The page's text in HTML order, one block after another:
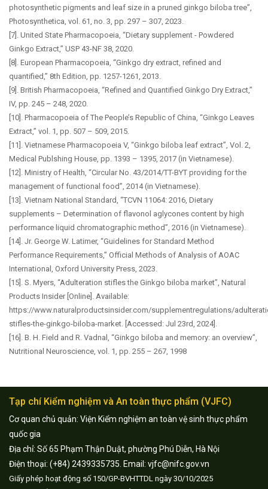
photosynthetic pigments and leaf size in a pruned ginkgo biloba tree”,
Photosynthetica, vol. 61, no. 3, pp. 297 – 307, 2023.
[7]. United State Pharmacopoeia, “Dietary supplement - Powdered
Ginkgo Extract,” USP 43-NF 38, 2020.
[8]. European Pharmacopoeia, “Ginkgo dry extract, refined and
quantified,” 8th Edition, pp. 1257-1261, 2013.
[9]. British Pharmacopoeia, “Refined and Quantified Ginkgo Dry Extract,”
IV, pp. 245 – 248, 2020.
[10]. Pharmacopoeia of The People’s Republic of China, “Ginkgo Leaves
Extract,” vol. 1, pp. 507 – 509, 2015.
[11]. Vietnamese Pharmacopoeia V, “Ginkgo biloba leaf extract”, Vol. 2,
Medical Publshing House, pp. 1393 – 1395, 2017 (in Vietnamese).
[12]. Ministry of Health, “Circular No. 43/2014/TT-BYT providing for the
management of functional food”, 2014 (in Vietnamese).
[13]. Vietnam National Standard, “TCVN 11064: 2016, Dietary
supplements – Determination of flavonol aglycones content by high
performance liquid chromatographic method”, 2016 (in Vietnamese).
[14]. Jr. George W. Latimer, “Guidelines for Standard Method
Performance Requirements,” Official Methods of Analysis of AOAC
International, Oxford University Press, 2023.
[15]. S. Myers, “Adulteration stifles the Ginkgo biloba market”, Natural
Products Insider [Online]. Available:
https://www.naturalproductsinsider.com/supplementregulations/
stifles-the-ginkgo-biloba-market. [Accessed: Jul 23rd, 2024].
[16]. B. H. Field and R. Vadnal, “Ginkgo biloba and memory: an overview”,
Nutritional Neuroscience, vol. 1, pp. 255 – 267, 1998
Tạp chí Kiểm nghiệm và An toàn thực phẩm (VJFC)
Cơ quan chủ quản: Viện Kiểm nghiệm an toàn vệ sinh thực phẩm
quốc gia
Địa chỉ: Số 65 Phạm Thận Duật, phường Phú Diễn, Hà Nội
Điện thoại: (+84) 2439335735. Email: vjfc@nifc.gov.vn
Giấy phép hoạt động số 150/GP-BVHTTDL ngày 30/10/2025